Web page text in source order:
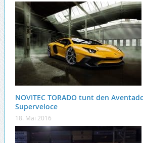
NOVITEC TORADO tunt den
Superveloce
18. Mai 2016